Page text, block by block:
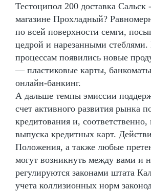
Тестоципол 200 доставка
магазине Прохладный?
по всей поверхности семги,
цедрой и нарезанными стеблями.
процессам появились новые
— пластиковые карты,
онлайн-банкинг.
А дальше темпы эмиссии
счет активного развития рынка
кредитования и, соответственно,
выпуска кредитных карт.
Положения, а также любые
могут возникнуть между вами и
регулируются законами штата
учета коллизионных норм